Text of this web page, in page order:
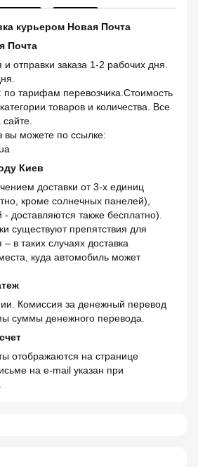
курьером Новая Почта
Почта
отправки заказа 1-2 рабочих дня.
по тарифам перевозчика.Стоимость
товаров и количества. Все
вы можете по ссылке:
Киев
доставки от 3-х единиц
кроме солнечных панелей),
- доставляются также бесплатно).
существуют препятствия для
в таких случаях доставка
куда автомобиль может
Комиссия за денежный перевод
суммы денежного перевода.
отображаются на странице
на e-mail указан при